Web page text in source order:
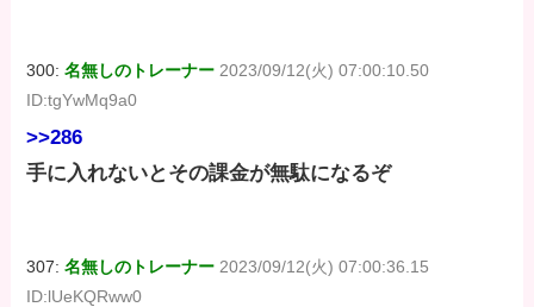
300:名無しのトレーナー 2023/09/12(火) 07:00:10.50
ID:tgYwMq9a0
>>286
手に入れないとその課金が無駄になるぞ
307:名無しのトレーナー 2023/09/12(火) 07:00:36.15
ID:lUeKQRww0